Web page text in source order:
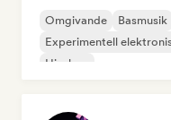
Omgivande Basmusik
Experimentell
Hip-hop